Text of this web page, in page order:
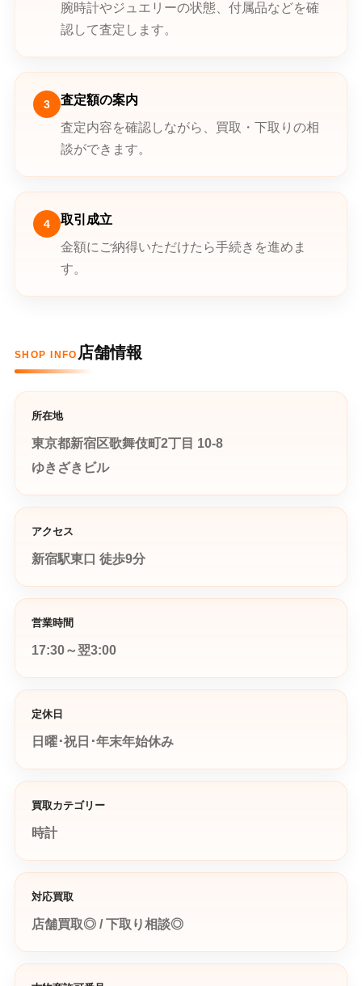
腕時計やジュエリーの状態、付属品などを確
認して査定します。
3
査定額の案内
査定内容を確認しながら、買取・下取りの相
談ができます。
4
取引成立
金額にご納得いただけたら手続きを進めま
す。
SHOP INFO 店舗情報
所在地
東京都新宿区歌舞伎町2丁目 10-8
ゆきざきビル
アクセス
新宿駅東口 徒歩9分
営業時間
17:30～翌3:00
定休日
日曜･祝日･年末年始休み
買取カテゴリー
時計
対応買取
店舗買取◎ / 下取り相談◎